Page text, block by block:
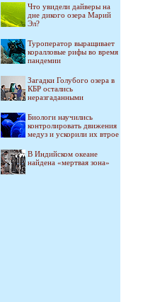
Что увидели дайверы на
дне дикого озера Марий
Эл?
Туроператор выращивает
коралловые рифы во время
пандемии
Загадки Голубого озера в
КБР остались
неразгаданными
Биологи научились
контролировать движения
медуз и ускорили их втрое
В Индийском океане
найдена «мертвая зона»